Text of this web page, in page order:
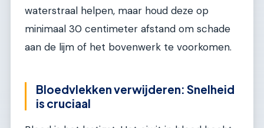
waterstraal helpen, maar houd deze op
minimaal 30 centimeter afstand om schade
aan de lijm of het bovenwerk te voorkomen.
Bloedvlekken verwijderen: Snelheid
is cruciaal